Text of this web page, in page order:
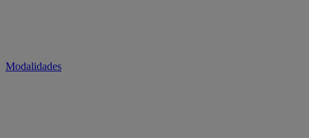
Modalidades